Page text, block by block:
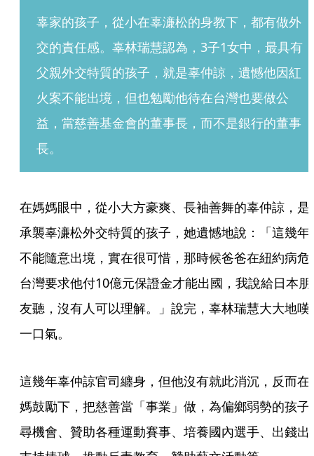
辜家的孩子，從小在辜濓松的身教下，都有做外
交的責任感。辜林瑞慧認為，3子1女中，最具有
父親外交特質的孩子，就是辜仲諒，遺憾他因紅
火案不能出境，但也勉勵他待在台灣也要做公
益，當慈善基金會的董事長，而不是銀行的董事
長。
在媽媽眼中，從小大方豪爽、長袖善舞的辜仲諒，是
承襲辜濓松外交特質的孩子，她遺憾地說：「這幾年
不能隨意出境，實在很可惜，那時候爸爸在紐約病危
台灣要求他付10億元保證金才能出國，我說給日本朋
友聽，沒有人可以理解。」說完，辜林瑞慧大大地嘆
一口氣。
這幾年辜仲諒官司纏身，但他沒有就此消沉，反而在
媽鼓勵下，把慈善當「事業」做，為偏鄉弱勢的孩子
尋機會、贊助各種運動賽事、培養國內選手、出錢出